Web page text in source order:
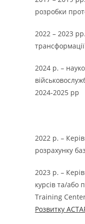
розробки
2022 – 2023
2024 р. –
2024-2025 рр
2022 р. –
розрахунку
2023 р. –
курсів та/або
Training
Розвитку